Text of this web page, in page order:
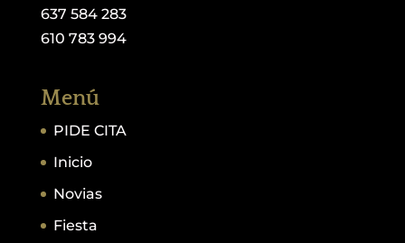
637 584 283
610 783 994
Menú
PIDE CITA
Inicio
Novias
Fiesta